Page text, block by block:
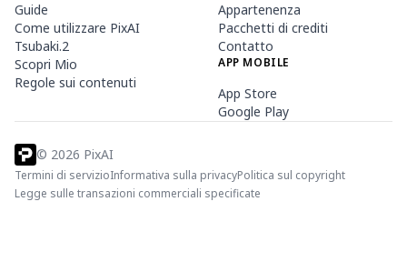
Guide
Come utilizzare PixAI
Tsubaki.2
Scopri Mio
Regole sui contenuti
Appartenenza
Pacchetti di crediti
Contatto
APP MOBILE
App Store
Google Play
© 2026 PixAI
Termini di servizioInformativa sulla privacyPolitica sul copyright
Legge sulle transazioni commerciali specificate